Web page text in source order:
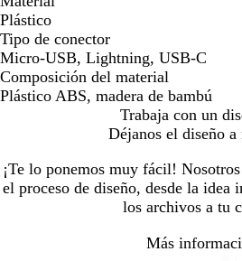
Plástico
Tipo de conector
Micro-USB, Lightning, USB-C
Composición del material
Plástico ABS, madera de bambú
Trabaja con un
Déjanos el diseño a
¡Te lo ponemos muy fácil!
el proceso de diseño, desde la idea
los archivos a tu
Más